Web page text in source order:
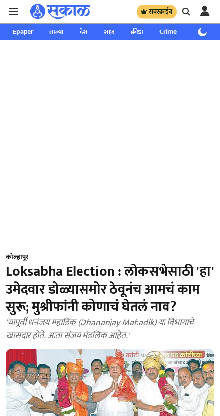
सबस्क्राईब
Epaper ताज्या देश शहर क्रीडा Crime साप्ताहिक
कोल्हापूर
Loksabha Election : लोकसभेसाठी 'हा'
उमेदवार डोळ्यासमोर ठेवूनंच आमचं काम
सुरू; मुश्रीफांनी कोणाचं घेतलं नाव?
‘यापूर्वी धनंजय महाडिक (Dhananjay Mahadik) या विभागाचे
खासदार होते. आता संजय मंडलिक आहेत.'